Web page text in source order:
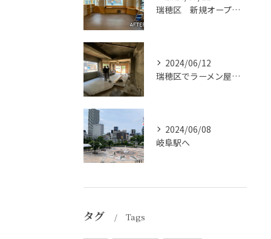
瑞穂区 新規オープンのラーメン屋さん
2024/06/12
瑞穂区でラーメン屋さんの設計のお手伝いをしている物件が現場ス...
2024/06/08
岐阜駅へ
タグ Tags